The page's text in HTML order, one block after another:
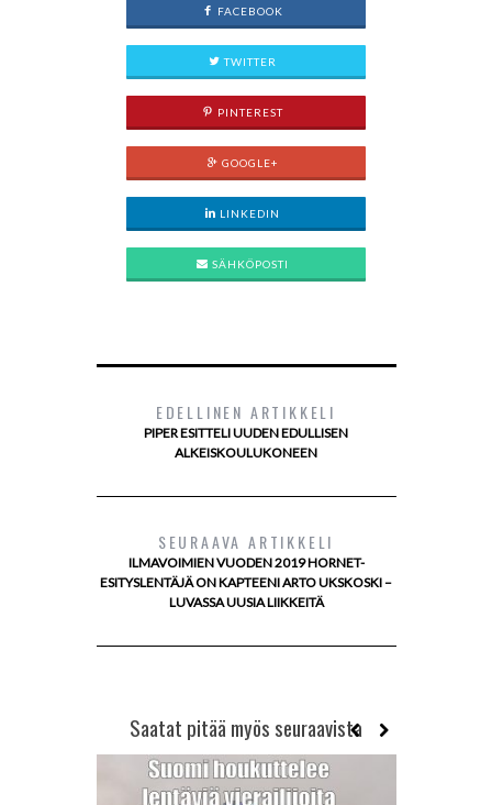
FACEBOOK
TWITTER
PINTEREST
GOOGLE+
LINKEDIN
SÄHKÖPOSTI
EDELLINEN ARTIKKELI
PIPER ESITTELI UUDEN EDULLISEN
ALKEISKOULUKONEEN
SEURAAVA ARTIKKELI
ILMAVOIMIEN VUODEN 2019 HORNET-
ESITYSLENTÄJÄ ON KAPTEENI ARTO UKSKOSKI –
LUVASSA UUSIA LIIKKEITÄ
Saatat pitää myös seuraavista